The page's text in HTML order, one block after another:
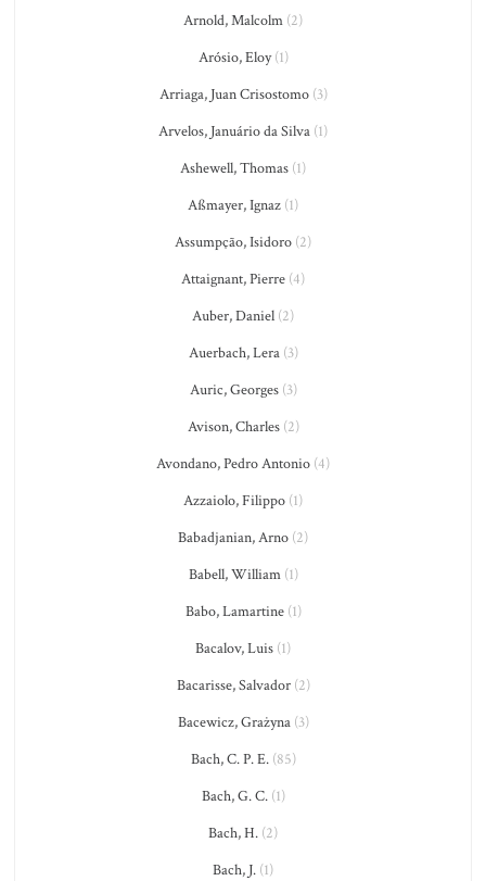
Arnold, Malcolm (2)
Arósio, Eloy(1)
Arriaga, Juan Crisostomo(3)
Arvelos, Januário da Silva (1)
Ashewell, Thomas (1)
Aßmayer, Ignaz (1)
Assumpção, Isidoro (2)
Attaignant, Pierre (4)
Auber, Daniel (2)
Auerbach, Lera(3)
Auric, Georges(3)
Avison, Charles(2)
Avondano, Pedro Antonio (4)
Azzaiolo, Filippo (1)
Babadjanian, Arno (2)
Babell, William(1)
Babo, Lamartine(1)
Bacalov, Luis (1)
Bacarisse, Salvador(2)
Bacewicz, Grażyna(3)
Bach, C. P. E.(85)
Bach, G. C.(1)
Bach, H. (2)
Bach, J. (1)